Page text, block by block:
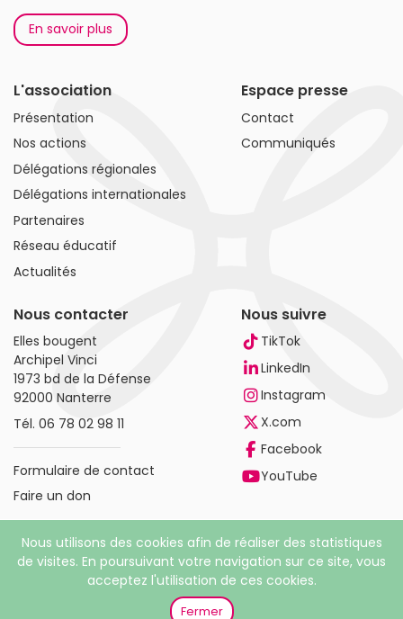
En savoir plus
L'association
Présentation
Nos actions
Délégations régionales
Délégations internationales
Partenaires
Réseau éducatif
Actualités
Espace presse
Contact
Communiqués
Nous contacter
Elles bougent
Archipel Vinci
1973 bd de la Défense
92000 Nanterre
Tél. 06 78 02 98 11
Formulaire de contact
Faire un don
Nous suivre
TikTok
LinkedIn
Instagram
X.com
Facebook
YouTube
© 2026 Elles bougent. Tous droits réservés |Mentions
Politique de confidentialité
Nous utilisons des cookies afin de réaliser des statistiques
de visites. En poursuivant votre navigation sur ce site, vous
acceptez l'utilisation de ces cookies.
Fermer